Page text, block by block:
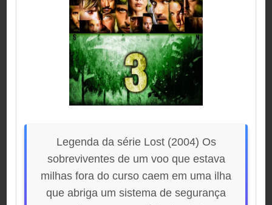
Legenda da série Lost (2004) Os
sobreviventes de um voo que estava
milhas fora do curso caem em uma ilha
que abriga um sistema de segurança